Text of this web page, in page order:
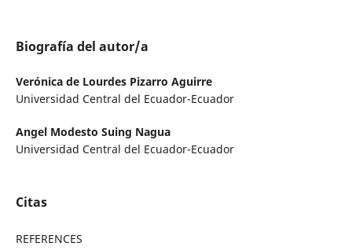
Biografía del autor/a
Verónica de Lourdes Pizarro Aguirre
Universidad Central del Ecuador-Ecuador
Angel Modesto Suing Nagua
Universidad Central del Ecuador-Ecuador
Citas
REFERENCES